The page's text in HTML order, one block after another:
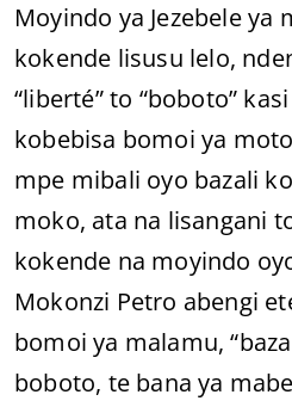
Moyindo ya Jezebele ya
kokende lisusu lelo,
“liberté” to “boboto”
kobebisa bomoi ya
mpe mibali oyo bazali
moko, ata na lisangani
kokende na moyindo
Mokonzi Petro abengi
bomoi ya malamu,
boboto, te bana ya